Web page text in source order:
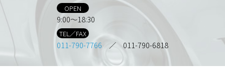
OPEN
9:00～18:30
TEL／FAX
011-790-7766 ／ 011-790-6818